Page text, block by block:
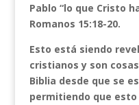
Pablo “lo que Cristo
Romanos 15:18-20.
Esto está siendo
cristianos y son
Biblia desde que se
permitiendo que esto